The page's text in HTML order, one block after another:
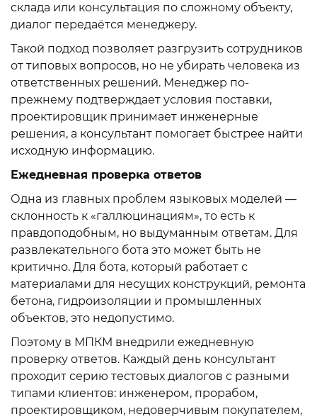
склада или консультация по сложному объекту,
диалог передаётся менеджеру.
Такой подход позволяет разгрузить сотрудников
от типовых вопросов, но не убирать человека из
ответственных решений. Менеджер по-
прежнему подтверждает условия поставки,
проектировщик принимает инженерные
решения, а консультант помогает быстрее найти
исходную информацию.
Ежедневная проверка ответов
Одна из главных проблем языковых моделей —
склонность к «галлюцинациям», то есть к
правдоподобным, но выдуманным ответам. Для
развлекательного бота это может быть не
критично. Для бота, который работает с
материалами для несущих конструкций, ремонта
бетона, гидроизоляции и промышленных
объектов, это недопустимо.
Поэтому в МПКМ внедрили ежедневную
проверку ответов. Каждый день консультант
проходит серию тестовых диалогов с разными
типами клиентов: инженером, прорабом,
проектировщиком, недоверчивым покупателем,